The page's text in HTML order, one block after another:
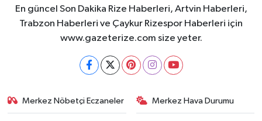
En güncel Son Dakika Rize Haberleri, Artvin Haberleri,
Trabzon Haberleri ve Çaykur Rizespor Haberleri için
www.gazeterize.com size yeter.
Merkez Nöbetçi Eczaneler Merkez Hava Durumu